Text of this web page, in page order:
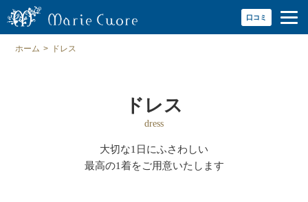
口コミ
ホーム > ドレス
ドレス
dress
大切な1日にふさわしい
最高の1着をご用意いたします